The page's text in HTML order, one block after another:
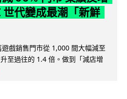
世代變成最潮「新鮮
戲銷售門市從 1,000 間大幅減至
至過往的 1.4 倍。做到「減店增